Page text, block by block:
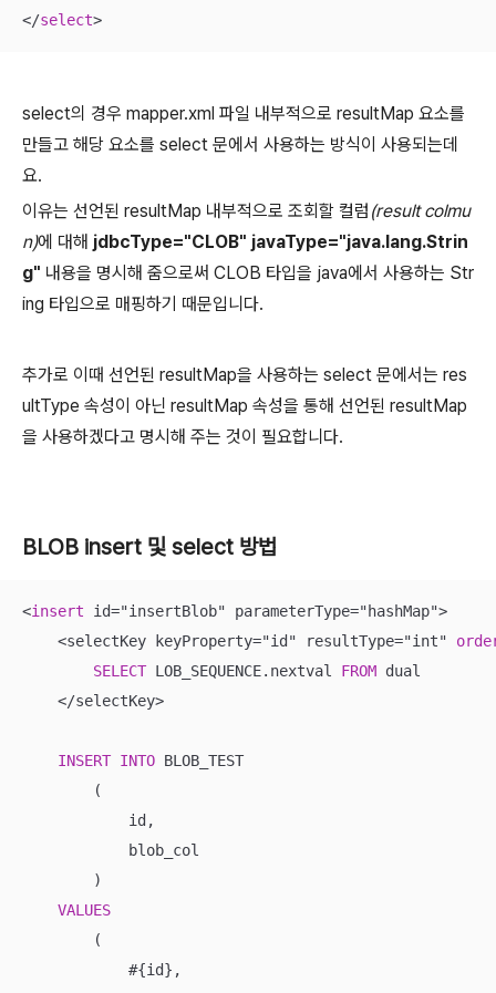
</select>
select의 경우 mapper.xml 파일 내부적으로 resultMap 요소를
만들고 해당 요소를 select 문에서 사용하는 방식이 사용되는데
요.
이유는 선언된 resultMap 내부적으로 조회할 컬럼 (result colmu
n)에 대해 jdbcType="CLOB" javaType="java.lang.Strin
g" 내용을 명시해 줌으로써 CLOB 타입을 java에서 사용하는 Str
ing 타입으로 매핑하기 때문입니다.
추가로 이때 선언된 resultMap을 사용하는 select 문에서는 res
ultType 속성이 아닌 resultMap 속성을 통해 선언된 resultMap
을 사용하겠다고 명시해 주는 것이 필요합니다.
BLOB insert 및 select 방법
<insert id="insertBlob" parameterType="hashMap">
<selectKey keyProperty="id" resultType="int"
SELECT LOB_SEQUENCE.nextval FROM dual
</selectKey>
INSERT INTO BLOB_TEST
        (
            id,
            blob_col
        )
VALUES
        (
            #{id},